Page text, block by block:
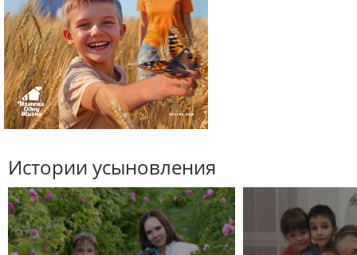
Истории усыновления